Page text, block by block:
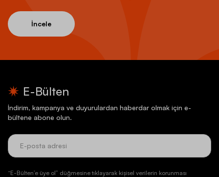
İncele
E-Bülten
İndirim, kampanya ve duyurulardan haberdar olmak için e-
bültene abone olun.
“E-Bülten’e üye ol” düğmesine tıklayarak kişisel verilerin korunması